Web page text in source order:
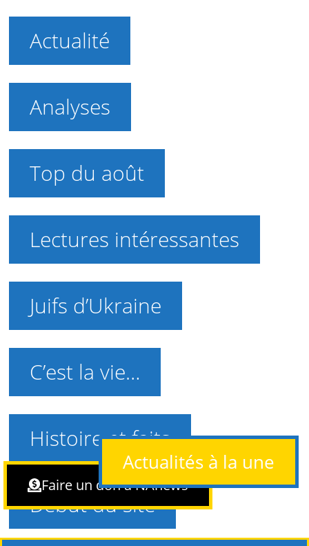
Actualité
Analyses
Top du août
Lectures intéressantes
Juifs d’Ukraine
C’est la vie…
Histoire et faits
Début du site
Faire un don à NAnews
Actualités à la une